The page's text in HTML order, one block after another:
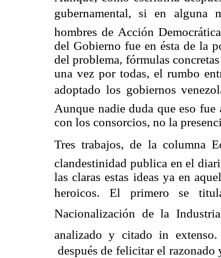
gubernamental, si en
hombres de Acción
del Gobierno fue en ésta de la
del problema, fórmulas
una vez por todas, el rumbo
adoptado los gobiernos
Aunque nadie duda que eso
con los consorcios, no la
Tres trabajos, de la columna
clandestinidad publica en el
las claras estas ideas ya en
heroicos. El primero se
Nacionalización de la
analizado y citado in
después de felicitar el